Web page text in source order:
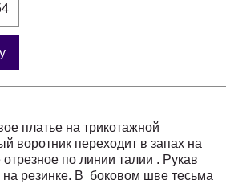
платье на трикотажной
воротник переходит в запах на
по линии талии . Рукав
на резинке. В боковом шве тесьма